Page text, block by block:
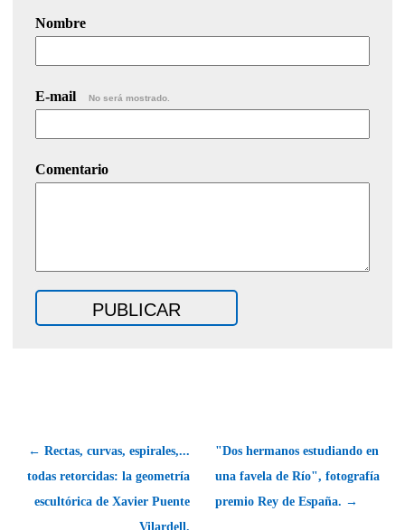
Nombre
E-mail No será mostrado.
Comentario
← Rectas, curvas, espirales,...
todas retorcidas: la geometría
escultórica de Xavier Puente
Vilardell.
"Dos hermanos estudiando en
una favela de Río", fotografía
premio Rey de España. →